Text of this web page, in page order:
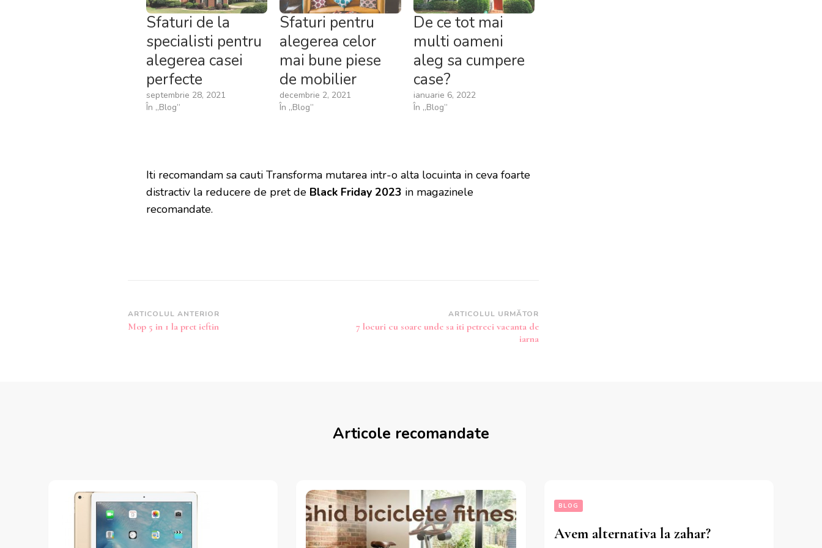
Sfaturi de la
specialisti pentru
alegerea casei
perfecte
septembrie 28, 2021
În „Blog”
Sfaturi pentru
alegerea celor
mai bune piese
de mobilier
decembrie 2, 2021
În „Blog”
De ce tot mai
multi oameni
aleg sa cumpere
case?
ianuarie 6, 2022
În „Blog”
Iti recomandam sa cauti Transforma mutarea intr-o alta locuinta in ceva foarte
distractiv la reducere de pret de Black Friday 2023 in magazinele
recomandate.
Navigare
în
ARTICOLUL ANTERIOR
Mop 5 in 1 la pret ieftin
ARTICOLUL URMĂTOR
7 locuri cu soare unde sa iti petreci vacanta de
iarna
Articole recomandate
BLOG
Avem alternativa la zahar?